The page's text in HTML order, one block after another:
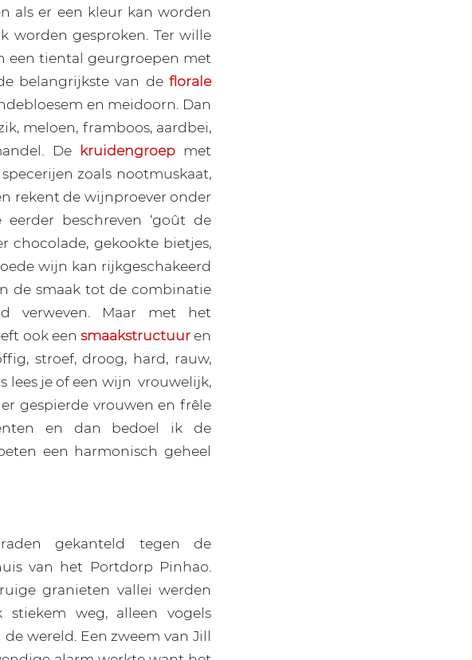
als er een kleur kan worden
worden gesproken. Ter wille
een tiental geurgroepen met
belangrijkste van deflorale
en meidoorn. Dan
meloen, framboos, aardbei,
De kruidengroepmet
zoals nootmuskaat,
rekent de wijnproever onder
beschreven ‘goût de
chocolade, gekookte bietjes,
wijn kan rijkgeschakeerd
de smaak tot de combinatie
verweven. Maar met het
ook een smaakstructuuren
stroef, droog, hard, rauw,
lees je of een wijn vrouwelijk,
gespierde vrouwen en frêle
en dan bedoel ik de
een harmonisch geheel
gekanteld tegen de
van het Portdorp Pinhao.
granieten vallei werden
weg, alleen vogels
wereld. Een zweem van Jill